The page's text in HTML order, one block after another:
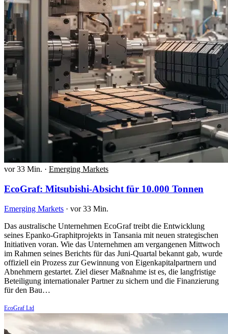
vor 33 Min. · Emerging Markets
EcoGraf: Mitsubishi-Absicht für 10.000 Tonnen
Emerging Markets · vor 33 Min.
Das australische Unternehmen EcoGraf treibt die Entwicklung
seines Epanko-Graphitprojekts in Tansania mit neuen strategischen
Initiativen voran. Wie das Unternehmen am vergangenen Mittwoch
im Rahmen seines Berichts für das Juni-Quartal bekannt gab, wurde
offiziell ein Prozess zur Gewinnung von Eigenkapitalpartnern und
Abnehmern gestartet. Ziel dieser Maßnahme ist es, die langfristige
Beteiligung internationaler Partner zu sichern und die Finanzierung
für den Bau…
EcoGraf Ltd